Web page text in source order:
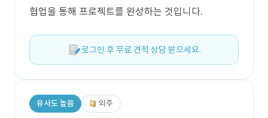
협업을 통해 프로젝트를 완성하는 것입니다.
로그인 후 무료 견적 상담 받으세요.
유사도 높음 외주